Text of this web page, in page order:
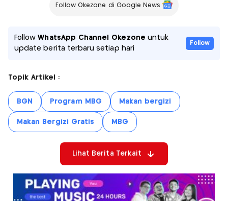
Follow Okezone di Google News
FollowWhatsApp Channel Okezone untuk
update berita terbaru setiap hari
Follow
Topik Artikel :
BGN Program MBG Makan bergizi
Makan Bergizi Gratis MBG
Lihat Berita Terkait